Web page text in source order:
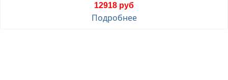
12918 руб
Подробнее